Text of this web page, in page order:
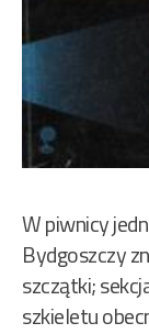
W piwnicy
Bydgoszczy
szczątki;
szkieletu